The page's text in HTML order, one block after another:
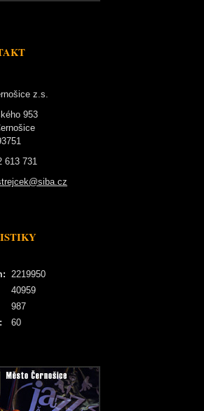
z.s.
953
613 731
60
2219950
40959
987